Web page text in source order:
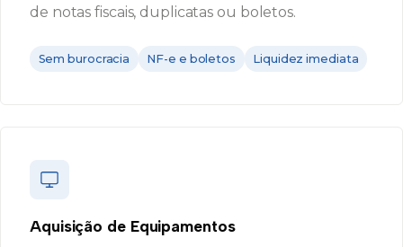
de notas fiscais, duplicatas ou boletos.
Sem burocracia NF-e e boletos Liquidez imediata
Aquisição de Equipamentos